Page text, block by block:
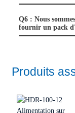
Q6 : Nous
fournir un pack
Produits